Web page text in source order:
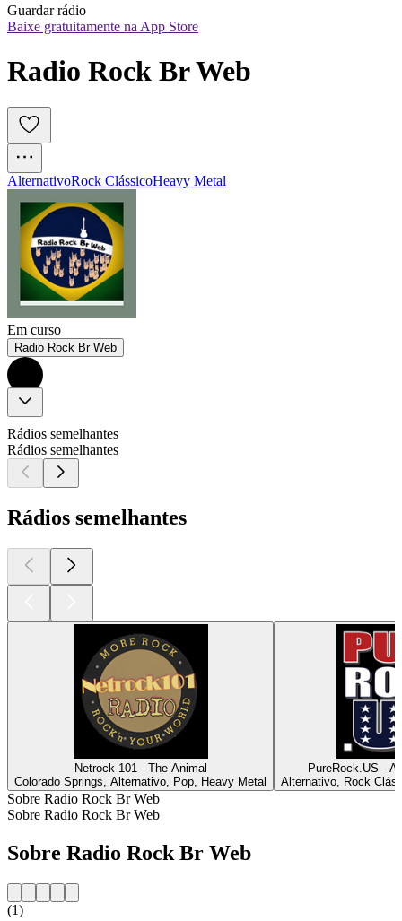
Guardar rádio
Baixe gratuitamente na App Store
Radio Rock Br Web
AlternativoRock ClássicoHeavy Metal
Em curso
Radio Rock Br Web
Rádios semelhantes
Rádios semelhantes
Rádios semelhantes
Netrock 101 - The Animal
Colorado Springs, Alternativo, Pop, Heavy Metal
PureRock.US -
Alternativo, Rock
Sobre Radio Rock Br Web
Sobre Radio Rock Br Web
Sobre Radio Rock Br Web
(1)